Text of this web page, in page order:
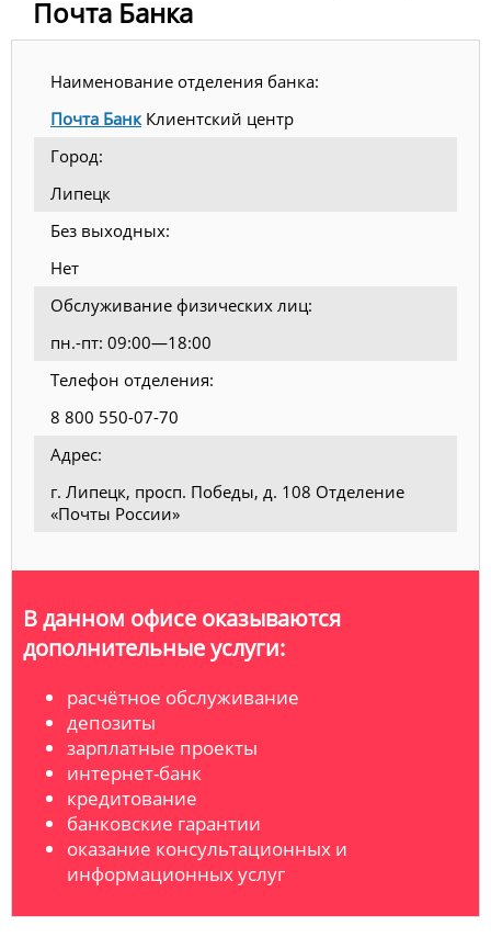
Почта Банка
Наименование отделения банка:
Почта БанкКлиентский центр
Город:
Липецк
Без выходных:
Нет
Обслуживание физических лиц:
пн.-пт: 09:00—18:00
Телефон отделения:
8 800 550-07-70
Адрес:
г. Липецк, просп. Победы, д. 108 Отделение
«Почты России»
В данном офисе оказываются
дополнительные услуги:
расчётное обслуживание
депозиты
зарплатные проекты
интернет-банк
кредитование
банковские гарантии
оказание консультационных и
информационных услуг